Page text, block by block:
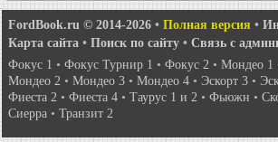
FordBook.ru © 2014-2026 • Полная версия •
Карта сайта • Поиск по сайту • Связь с
Фокус 1 • Фокус Турнир 1 • Фокус 2 • Мондео 1
Мондео 2 • Мондео 3 • Мондео 4 • Эскорт 3 •
Фиеста 2 • Фиеста 4 • Таурус 1 и 2 • Фьюжн •
Сиерра • Транзит 2